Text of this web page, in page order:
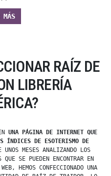
MÁS
RAÍZ DE
LIBRERÍA
UNA PÁGINA DE INTERNET QUE
ÍNDICES DE ESOTERISMO DE
UNOS MESES ANALIZANDO LOS
SE PUEDEN ENCONTRAR EN
HEMOS CONFECCIONADO UNA